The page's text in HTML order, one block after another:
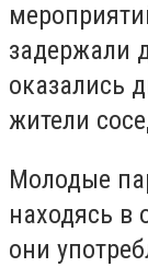
задержали
оказались
жители
Молодые
находясь в
они